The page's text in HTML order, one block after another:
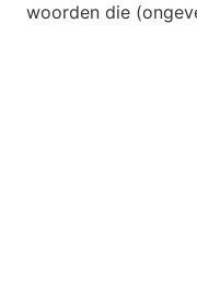
woorden die